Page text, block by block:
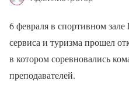
6 февраля в спортивном зале
сервиса и туризма прошел
в котором соревновались
преподавателей.